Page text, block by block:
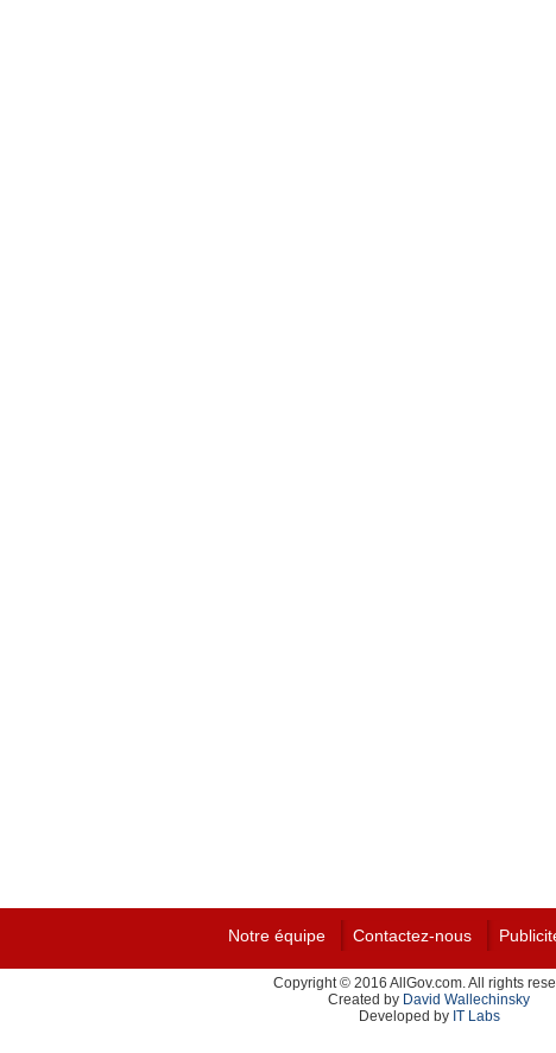
Notre équipe Contactez-nous
Copyright © 2016 AllGov.com. All rights
Created by David Wallechinsky
Developed by IT Labs